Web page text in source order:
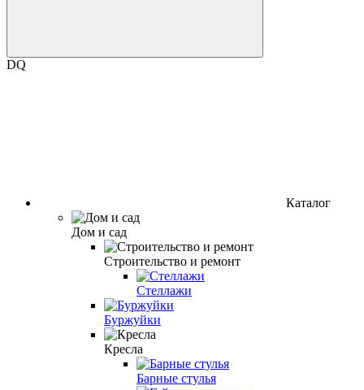
DQ
Каталог
Дом и сад
Строительство и ремонт
Стеллажи
Буржуйки
Кресла
Барные стулья